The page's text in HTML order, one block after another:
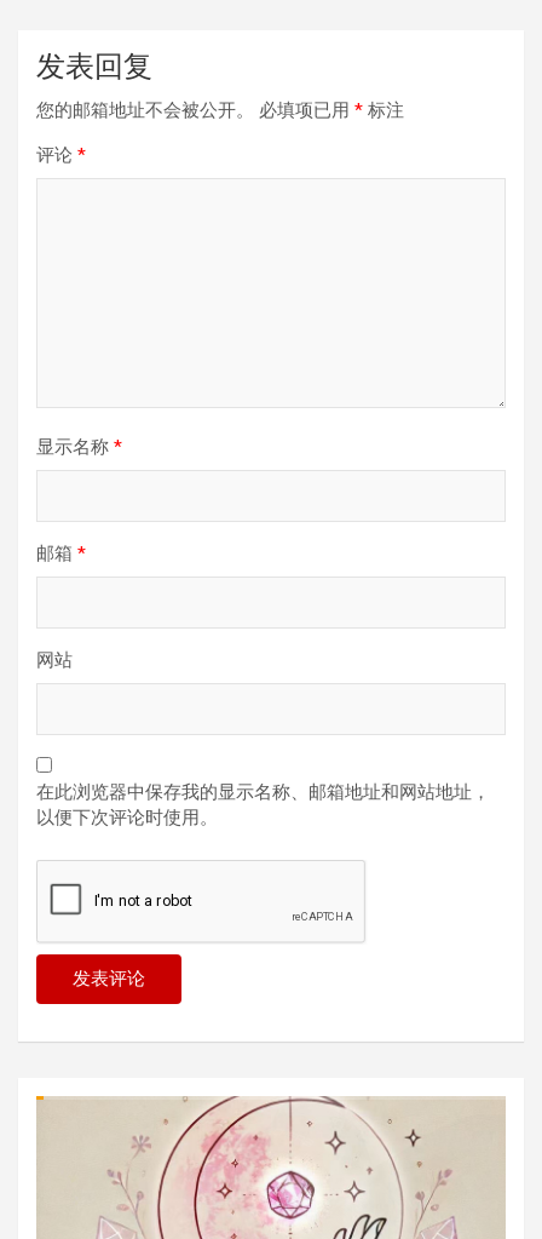
发表回复
您的邮箱地址不会被公开。 必填项已用 * 标注
评论 *
显示名称 *
邮箱 *
网站
在此浏览器中保存我的显示名称、邮箱地址和网站地址，
以便下次评论时使用。